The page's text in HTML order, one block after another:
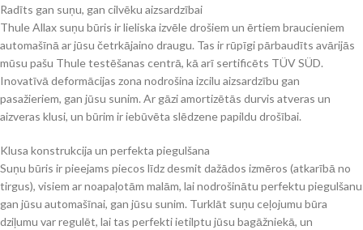
Radīts gan suņu, gan cilvēku aizsardzībai
Thule Allax suņu būris ir lieliska izvēle drošiem un ērtiem braucieniem
automašīnā ar jūsu četrkājaino draugu. Tas ir rūpīgi pārbaudīts avārijās
mūsu pašu Thule testēšanas centrā, kā arī sertificēts TÜV SÜD.
Inovatīvā deformācijas zona nodrošina izcilu aizsardzību gan
pasažieriem, gan jūsu sunim. Ar gāzi amortizētās durvis atveras un
aizveras klusi, un būrim ir iebūvēta slēdzene papildu drošībai.
Klusa konstrukcija un perfekta piegulšana
Suņu būris ir pieejams piecos līdz desmit dažādos izmēros (atkarībā no
tirgus), visiem ar noapaļotām malām, lai nodrošinātu perfektu piegulšanu
gan jūsu automašīnai, gan jūsu sunim. Turklāt suņu ceļojumu būra
dziļumu var regulēt, lai tas perfekti ietilptu jūsu bagāžniekā, un